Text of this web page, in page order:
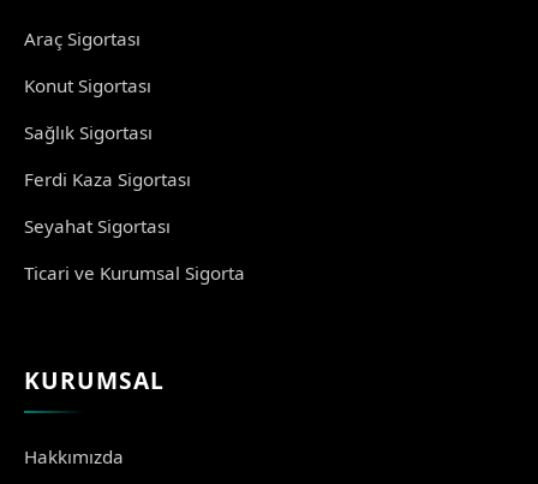
Araç Sigortası
Konut Sigortası
Sağlık Sigortası
Ferdi Kaza Sigortası
Seyahat Sigortası
Ticari ve Kurumsal Sigorta
KURUMSAL
Hakkımızda